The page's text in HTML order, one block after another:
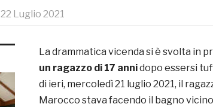
22 Luglio 2021
La drammatica vicenda si è svolta in
un ragazzo di 17 annidopo essersi
di ieri, mercoledì 21 luglio 2021, il
Marocco stava facendo il bagno